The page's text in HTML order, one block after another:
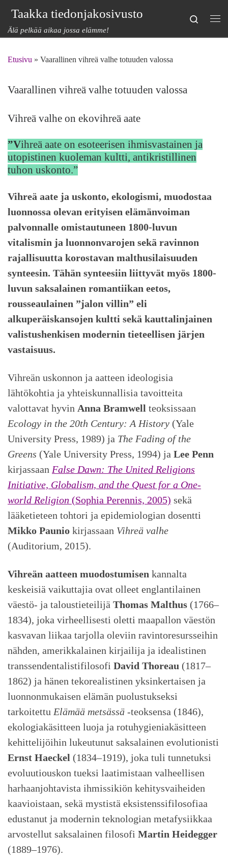
Skip to content
Taakka tiedonjakosivusto
Älä pelkää aikaa jossa elämme!
Search
Etusivu » Vaarallinen vihreä valhe totuuden valossa
Vaarallinen vihreä valhe totuuden valossa
Vihreä valhe on ekovihreä aate
”Vihreä aate on esoteerisen ihmisvastainen ja
utopistinen kuoleman kultti, antikristillinen
tuhon uskonto.”
Vihreä aate ja uskonto, ekologismi, muodostaa
luonnossa olevan erityisen elämänvoiman
palvonnalle omistautuneen 1800-luvun
vitalismin ja luonnonvarojen sekä ravinnon
rajallisuutta korostavan malthusilaisuuden
synteesin. Tähän synteesiin liittyvät myös 1800-
luvun saksalainen romantiikan eetos,
rousseaulainen ”jalon villin” eli
alkuperäiskansojen kultti sekä kauttalinjainen
valistushenkisen modernin tieteellisen järjen
vastaisuus.
Vihreän uskonnon ja aatteen ideologisia
lähtökohtia ja yhteiskunnallisia tavoitteita
valottavat hyvin Anna Bramwell teoksissaan
Ecology in the 20th Century: A History (Yale
University Press, 1989) ja The Fading of the
Greens (Yale University Press, 1994) ja Lee Penn
kirjassaan False Dawn: The United Religions
Initiative, Globalism, and the Quest for a One-
world Religion (Sophia Perennis, 2005) sekä
lääketieteen tohtori ja epidemiologian dosentti
Mikko Paunio kirjassaan Vihreä valhe
(Auditorium, 2015).
Vihreän aatteen muodostumisen kannalta
keskeisiä vaikuttajia ovat olleet englantilainen
väestö- ja taloustieteilijä Thomas Malthus (1766–
1834), joka virheellisesti oletti maapallon väestön
kasvavan liikaa tarjolla oleviin ravintoresursseihin
nähden, amerikkalainen kirjailija ja idealistinen
transsendentalistifilosofi David Thoreau (1817–
1862) ja hänen tekorealistinen yksinkertaisen ja
luonnonmukaisen elämän puolustukseksi
tarkoitettu Elämää metsässä -teoksensa (1846),
ekologiakäsitteen luoja ja rotuhygieniakäsitteen
kehittelijöihin lukeutunut saksalainen evolutionisti
Ernst Haeckel (1834–1919), joka tuli tunnetuksi
evoluutiouskon tueksi laatimistaan valheellisen
harhaanjohtavista ihmissikiön kehitysvaiheiden
kaavioistaan, sekä mystistä eksistenssifilosofiaa
edustanut ja modernin teknologian metafysiikkaa
arvostellut saksalainen filosofi Martin Heidegger
(1889–1976).